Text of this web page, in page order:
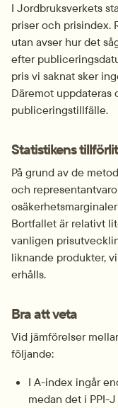
I Jordbruksverkets
priser och prisindex.
utan avser hur det
efter
pris vi saknat sker
Däremot uppdateras
publiceringstillfälle.
Statistikens
På grund av de
och
Bortfallet är relativt
vanligen
liknande produkter,
erhålls.
Bra att veta
Vid jämförelser
följande:
I A-index ingår
medan det i PPI-